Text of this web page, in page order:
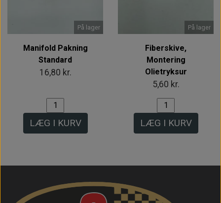
På lager
Manifold Pakning
Standard
16,80 kr.
LÆG I KURV
På lager
Fiberskive,
Montering
Olietryksur
5,60 kr.
LÆG I KURV